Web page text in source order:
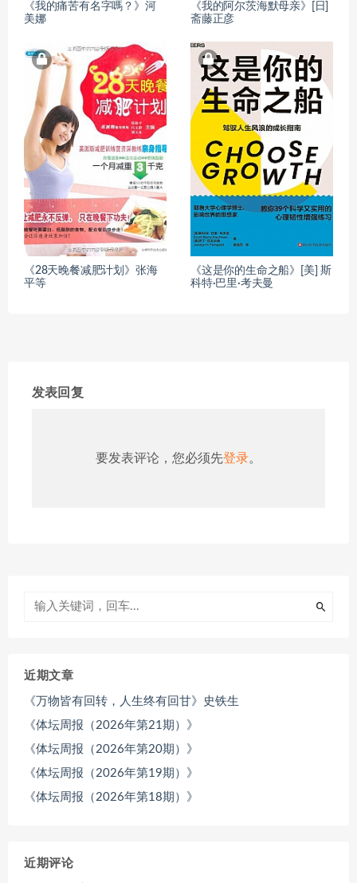
《我的痛苦有名字嗎？》河
美娜
《我的阿尔茨海默母亲》[日]
斋藤正彦
《28天晚餐减肥计划》张海
平等
《这是你的生命之船》[美] 斯
科特·巴里·考夫曼
发表回复
要发表评论，您必须先登录。
近期文章
《万物皆有回转，人生终有回甘》史铁生
《体坛周报（2026年第21期）》
《体坛周报（2026年第20期）》
《体坛周报（2026年第19期）》
《体坛周报（2026年第18期）》
近期评论